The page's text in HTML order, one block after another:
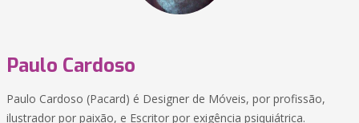
Paulo Cardoso
Paulo Cardoso (Pacard) é Designer de Móveis, por profissão,
ilustrador por paixão, e Escritor por exigência psiquiátrica.